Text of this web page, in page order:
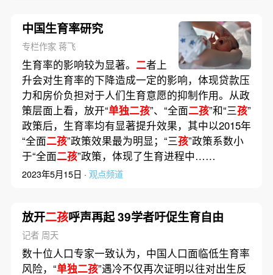
中国生育率研究
专栏作家 蒋飞
生育率的影响较为显著。 二者上
升会对生育率的下降造成一定的影响，体现贷款压
力和房价负担对于人们生育意愿的抑制作用。从政
策层面上看，放开“单独二孩”、“全面二孩”和“三孩”
政策后，生育率均有显著提升效果，其中以2015年
“全面二孩”政策效果最为明显；“三孩”政策系数小
于“全面二孩”政策，体现了生育进程中……
2023年5月15日 · 观点频道
放开二孩呼声再起 39学者吁促生育自由
记者 周天
数十位人口专家一致认为，中国人口面临低生育率
风险，“单独二孩”遇冷不仅再次证明以往对出生反